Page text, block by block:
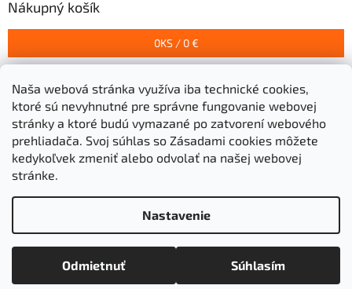
Naša webová stránka využíva iba technické cookies,
ktoré sú nevyhnutné pre správne fungovanie webovej
stránky a ktoré budú vymazané po zatvorení webového
prehliadača. Svoj súhlas so Zásadami cookies môžete
kedykoľvek zmeniť alebo odvolať na našej webovej
stránke.
Nastavenie
Odmietnuť Súhlasím
Nákupný košík
0KS / 0 €
Prijímame online platby
Stavebniny Grigeľ s.r.o.
vyhradené.
Upraviť nastavenie cookies